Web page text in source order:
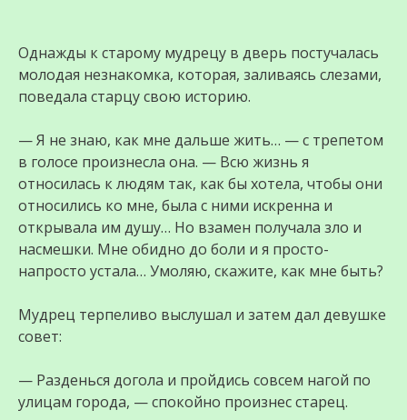
Однажды к старому мудрецу в дверь постучалась
молодая незнакомка, которая, заливаясь слезами,
поведала старцу свою историю.
— Я не знаю, как мне дальше жить… — с трепетом
в голосе произнесла она. — Всю жизнь я
относилась к людям так, как бы хотела, чтобы они
относились ко мне, была с ними искренна и
открывала им душу… Но взамен получала зло и
насмешки. Мне обидно до боли и я просто-
напросто устала… Умоляю, скажите, как мне быть?
Мудрец терпеливо выслушал и затем дал девушке
совет:
— Разденься догола и пройдись совсем нагой по
улицам города, — спокойно произнес старец.